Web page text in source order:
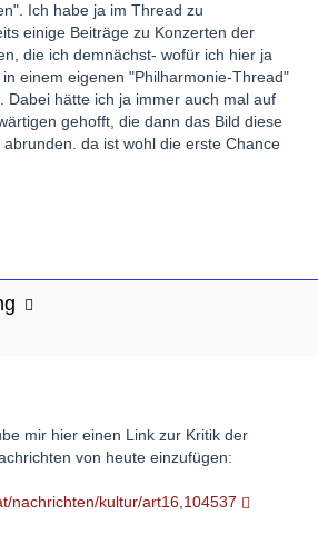
Ich habe ja im Thread zu
einige Beiträge zu Konzerten der
die ich demnächst- wofür ich hier ja
einem eigenen "Philharmonie-Thread"
Dabei hätte ich ja immer auch mal auf
gehofft, die dann das Bild diese
da ist wohl die erste Chance
mir hier einen Link zur Kritik der
von heute einzufügen:
nachrichten/kultur/art16,104537